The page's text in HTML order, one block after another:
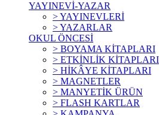
YAYINEVİ-YAZAR
> YAYINEVLERİ
> YAZARLAR
OKUL ÖNCESİ
> BOYAMA KİTAPLARI
> ETKİNLİK KİTAPLARI
> HİKÂYE KİTAPLARI
> MAGNETLER
> MANYETİK ÜRÜN
> FLASH KARTLAR